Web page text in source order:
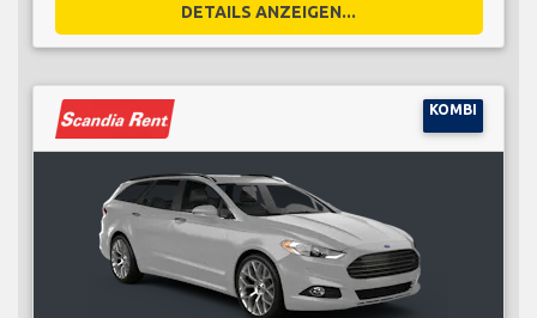
DETAILS ANZEIGEN...
KOMBI